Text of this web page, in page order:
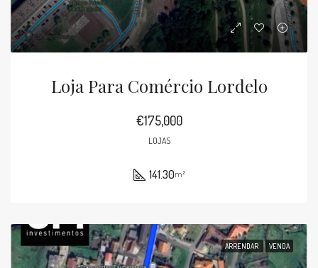
Loja Para Comércio Lordelo
€175,000
LOJAS
141.30m²
ARRENDAR VENDA